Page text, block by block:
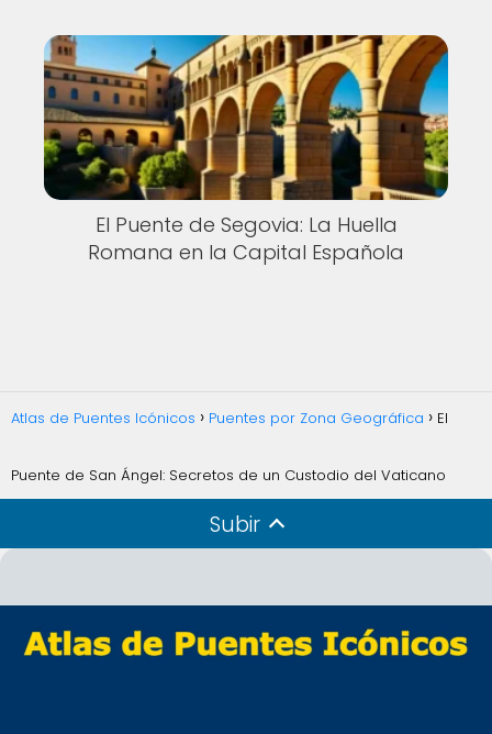
El Puente de Segovia: La Huella
Romana en la Capital Española
Atlas de Puentes Icónicos Puentes por Zona Geográfica El
Puente de San Ángel: Secretos de un Custodio del Vaticano
Subir